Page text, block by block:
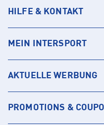
HILFE & KONTAKT
MEIN INTERSPORT
AKTUELLE WERBUNG
PROMOTIONS &